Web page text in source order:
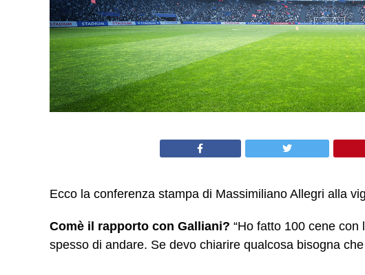
Ecco la conferenza stampa di Massimiliano Allegri alla
Comè il rapporto con Galliani? “Ho fatto 100 cene
spesso di andare. Se devo chiarire qualcosa bisogna